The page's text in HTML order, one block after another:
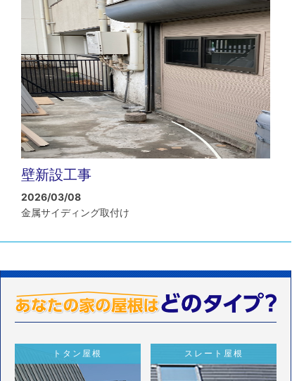
壁新設工事
2026/03/08
金属サイディング取付け
トタン屋根 スレート屋根